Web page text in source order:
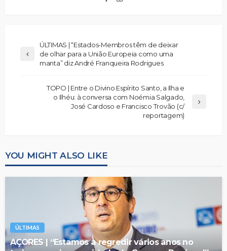
ÚLTIMAS | “Estados-Membros têm de deixar
de olhar para a União Europeia como uma
manta” diz André Franqueira Rodrigues
TOPO | Entre o Divino Espírito Santo, a Ilha e
o Ilhéu: à conversa com Noémia Salgado,
José Cardoso e Francisco Trovão (c/
reportagem)
YOU MIGHT ALSO LIKE
ÚLTIMAS
AÇORES | “Estamos a regredir vários anos no